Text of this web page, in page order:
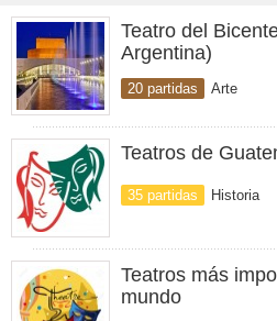
Teatro del
Argentina)
20 partidas Arte
Teatros de
35 partidas Historia
Teatros más
mundo